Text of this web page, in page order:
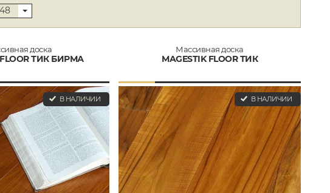
48
доска
FLOOR ТИК БИРМА
В НАЛИЧИИ
Массивная доска
MAGESTIK FLOOR ТИК
В НАЛИЧИИ